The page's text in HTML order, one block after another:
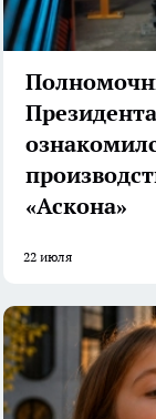
«Аскона»
22 июля